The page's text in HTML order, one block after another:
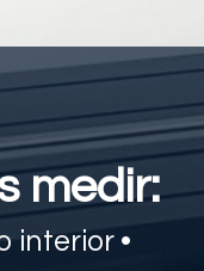
medir:
interior •